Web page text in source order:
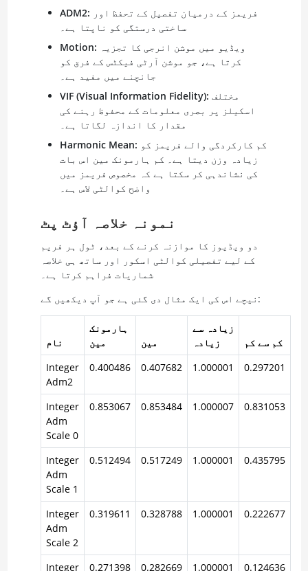
ADM2:
ساختی درستگی کو ناپتا ہے۔
Motion:
کرتا ہے، جو موشن آرٹی فیکٹس کے فرق کو
جانچنے میں مفید ہے۔
VIF (Visual Information Fidelity):
اسکیلز پر بصری معلومات کے محفوظ رہنے کی
مقدار کا اندازہ لگاتا ہے۔
Harmonic Mean:
زیادہ وزن دیتا ہے۔ کم ہارمونک مین اس بات
کی نشاندہی کر سکتا ہے کہ مخصوص فریمز میں
واضح کوالٹی لاس ہے۔
نمونہ خلاصہ آؤٹ پٹ
دو ویڈیوز کا موازنہ کرنے کے بعد، ٹول ہر فریم
کے لیے تفصیلی کوالٹی اسکور اور ساتھ ہی خلاصہ
شماریات فراہم کرتا ہے۔
نیچے اس کی ایک مثال دی گئی ہے جو آپ دیکھیں گے:
نام
ہارمونک
مین
مین
زیادہ سے
زیادہ
کم سے کم
Integer
Adm2
0.400486 0.407682 1.000001 0.297201
Integer
Adm
Scale 0
0.853067 0.853484 1.000007 0.831053
Integer
Adm
Scale 1
0.512494 0.517249 1.000001 0.435795
Integer
Adm
Scale 2
0.319611 0.328788 1.000001 0.222677
Integer 0.271398 0.282669 1.000001 0.124636